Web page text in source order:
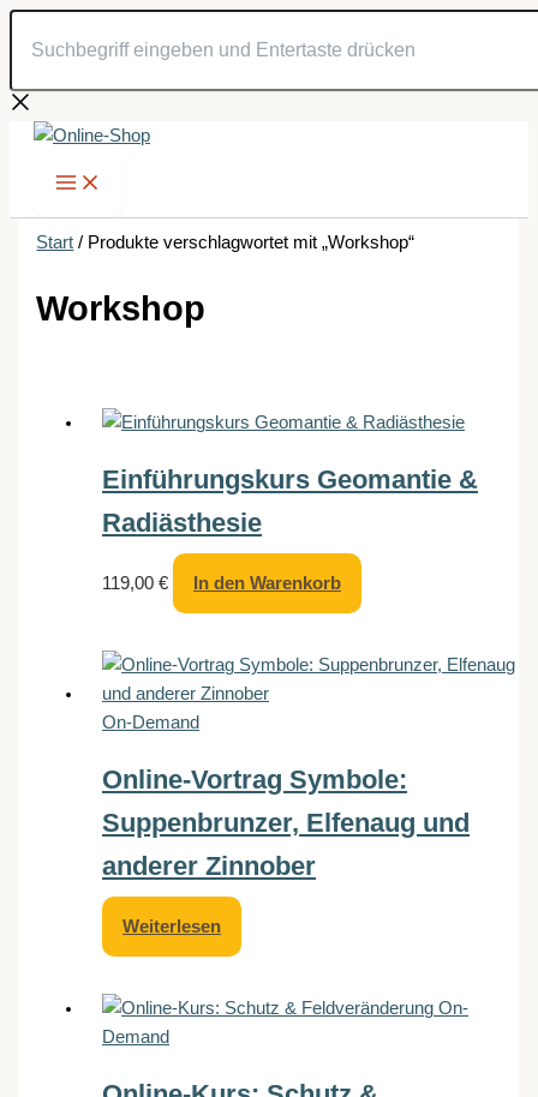
Inhalt
Suchbegriff
eingeben
Entertaste
drücken
Start / Produkte verschlagwortet mit „Workshop“
Workshop
Einführungskurs Geomantie &
Radiästhesie
119,00€ In den Warenkorb
On-Demand
Online-Vortrag Symbole:
Suppenbrunzer, Elfenaug und
anderer Zinnober
Weiterlesen
On-
Demand